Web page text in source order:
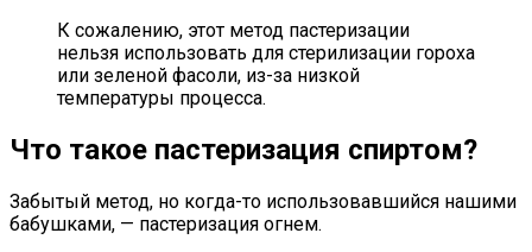
К сожалению, этот метод пастеризации
нельзя использовать для стерилизации гороха
или зеленой фасоли, из-за низкой
температуры процесса.
Что такое пастеризация спиртом?
Забытый метод, но когда-то использовавшийся нашими
бабушками, — пастеризация огнем.